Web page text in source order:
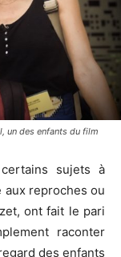
un des enfants du film
sujets à
aux reproches ou
ont fait le pari
raconter
des enfants